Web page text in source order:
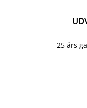
25 års